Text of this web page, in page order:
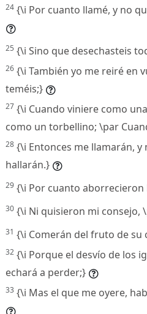
24 {\i Por cuanto llamé, y no
25 {\i Sino que desechasteis
26 {\i También yo me reiré en
teméis;}
27 {\i Cuando viniere como
como un torbellino; \par
28 {\i Entonces me llamarán,
hallarán.}
29 {\i Por cuanto aborrecieron
30 {\i Ni quisieron mi consejo,
31 {\i Comerán del fruto de su
32 {\i Porque el desvío de los
echará a perder;}
33 {\i Mas el que me oyere,